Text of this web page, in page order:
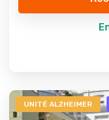
UNITÉ ALZHEIMER